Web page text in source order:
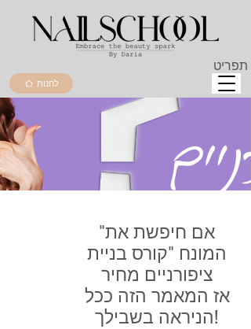
לחנות
תפריט
"אם חיפשת את
המונח "קורס בניית
ציפורניים מחיר
אז המאמר הזה ככל
הניראה בשבילך!